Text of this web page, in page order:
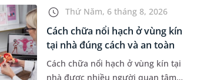
thư. Tuy nhiên, câu hỏi người bị
ung thư có uống được sâm kh...
Thứ Năm, 6 tháng 8, 2026
Cách chữa nổi hạch ở vùng kín
tại nhà đúng cách và an toàn
Cách chữa nổi hạch ở vùng kín tại
nhà được nhiều người quan tâm